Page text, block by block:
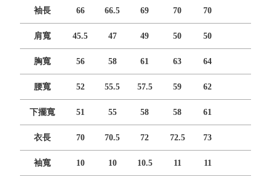
袖長 66 66.5 69 70 70
肩寬 45.5 47 49 50 50
胸寬 56 58 61 63 64
腰寬 52 55.5 57.5 59 62
下擺寬 51 55 58 58 61
衣長 70 70.5 72 72.5 73
袖寬 10 10 10.5 11 11